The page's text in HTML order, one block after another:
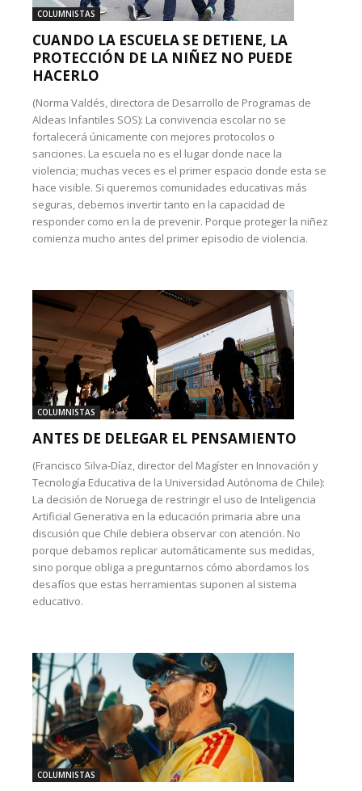
COLUMNISTAS
CUANDO LA ESCUELA SE DETIENE, LA
PROTECCIÓN DE LA NIÑEZ NO PUEDE
HACERLO
(Norma Valdés, directora de Desarrollo de Programas de
Aldeas Infantiles SOS): La convivencia escolar no se
fortalecerá únicamente con mejores protocolos o
sanciones. La escuela no es el lugar donde nace la
violencia; muchas veces es el primer espacio donde esta se
hace visible. Si queremos comunidades educativas más
seguras, debemos invertir tanto en la capacidad de
responder como en la de prevenir. Porque proteger la niñez
comienza mucho antes del primer episodio de violencia.
COLUMNISTAS
ANTES DE DELEGAR EL PENSAMIENTO
(Francisco Silva-Díaz, director del Magíster en Innovación y
Tecnología Educativa de la Universidad Autónoma de Chile):
La decisión de Noruega de restringir el uso de Inteligencia
Artificial Generativa en la educación primaria abre una
discusión que Chile debiera observar con atención. No
porque debamos replicar automáticamente sus medidas,
sino porque obliga a preguntarnos cómo abordamos los
desafíos que estas herramientas suponen al sistema
educativo.
COLUMNISTAS